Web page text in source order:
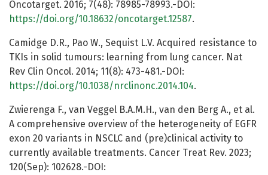
Oncotarget. 2016; 7(48): 78985-78993.-DOI:
https://doi.org/10.18632/oncotarget.12587.
Camidge D.R., Pao W., Sequist L.V. Acquired resistance to
TKIs in solid tumours: learning from lung cancer. Nat
Rev Clin Oncol. 2014; 11(8): 473-481.-DOI:
https://doi.org/10.1038/nrclinonc.2014.104.
Zwierenga F., van Veggel B.A.M.H., van den Berg A., et al.
A comprehensive overview of the heterogeneity of EGFR
exon 20 variants in NSCLC and (pre)clinical activity to
currently available treatments. Cancer Treat Rev. 2023;
120(Sep): 102628.-DOI: